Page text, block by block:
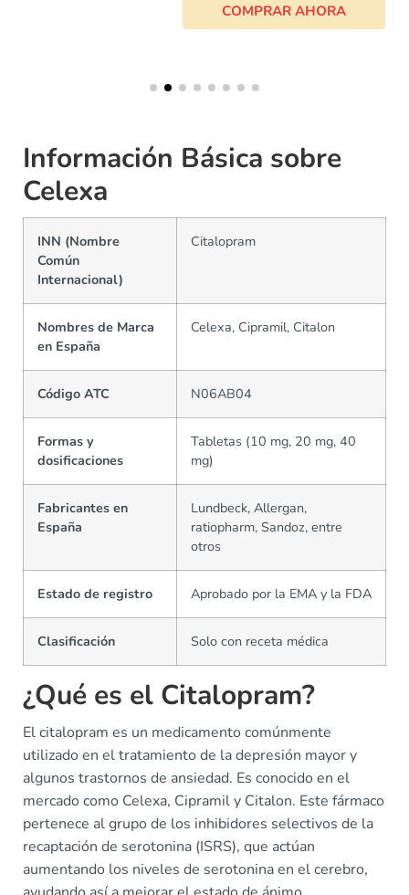
COMPRAR AHORA
Información Básica sobre
Celexa
INN (Nombre
Común
Internacional)
Citalopram
Nombres de Marca
en España
Celexa, Cipramil, Citalon
Código ATC N06AB04
Formas y
dosificaciones
Tabletas (10 mg, 20 mg, 40
mg)
Fabricantes en
España
Lundbeck, Allergan,
ratiopharm, Sandoz, entre
otros
Estado de registro Aprobado por la EMA y la FDA
Clasificación Solo con receta médica
¿Qué es el Citalopram?
El citalopram es un medicamento comúnmente
utilizado en el tratamiento de la depresión mayor y
algunos trastornos de ansiedad. Es conocido en el
mercado como Celexa, Cipramil y Citalon. Este fármaco
pertenece al grupo de los inhibidores selectivos de la
recaptación de serotonina (ISRS), que actúan
aumentando los niveles de serotonina en el cerebro,